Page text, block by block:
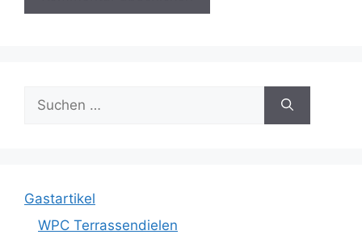
nach:
Gastartikel
WPC Terrassendielen